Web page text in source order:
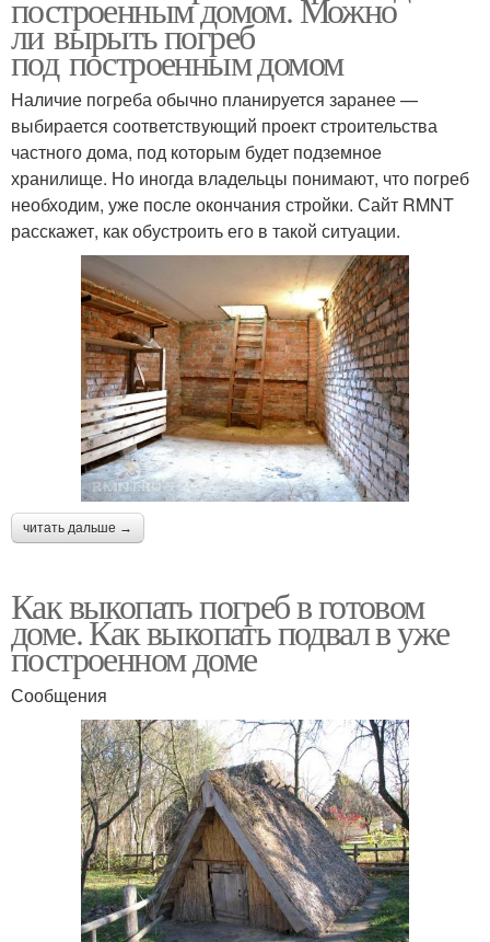
ли вырыть погреб
под построенным домом
Наличие погреба обычно планируется заранее —
выбирается соответствующий проект строительства
частного дома, под которым будет подземное
хранилище. Но иногда владельцы понимают, что погреб
необходим, уже после окончания стройки. Сайт RMNT
расскажет, как обустроить его в такой ситуации.
читать дальше →
Как выкопать погреб в готовом
доме. Как выкопать подвал в уже
построенном доме
Сообщения